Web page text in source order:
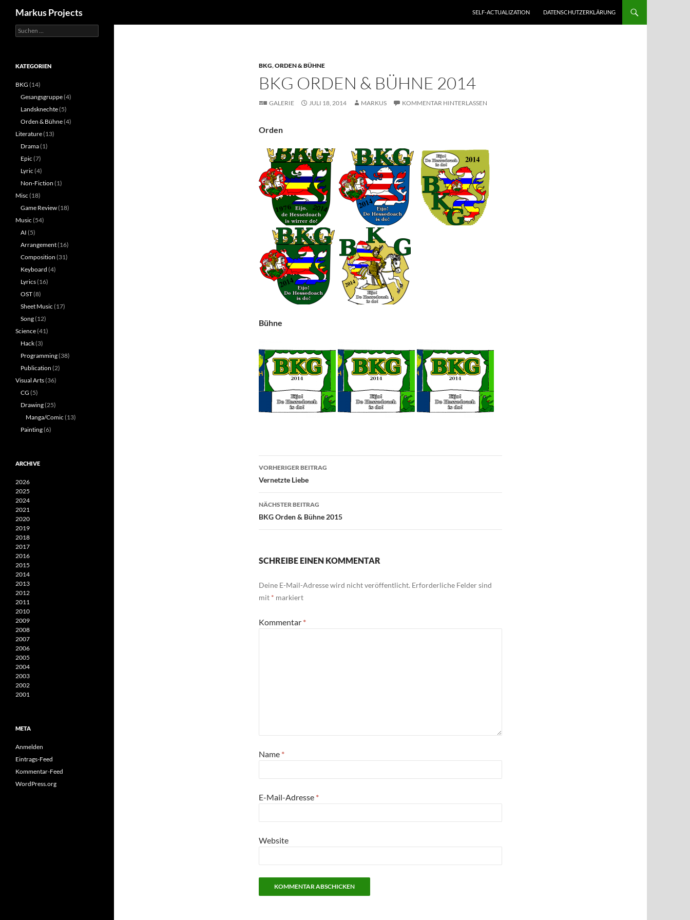
Markus Projects SELF-ACTUALIZATION DATENSCHUTZERKLÄRUNG
BKG,ORDEN & BÜHNE
BKG ORDEN & BÜHNE 2014
GALERIE JULI 18, 2014 MARKUS KOMMENTAR HINTERLASSEN
Orden
Bühne
Beitragsnavigation
VORHERIGER BEITRAG
Vernetzte Liebe
NÄCHSTER BEITRAG
BKG Orden & Bühne 2015
SCHREIBE EINEN KOMMENTAR
Deine E-Mail-Adresse wird nicht veröffentlicht. Erforderliche Felder sind
mit * markiert
Kommentar *
Name *
E-Mail-Adresse *
Website
Suchen
nach:
KATEGORIEN
BKG (14)
Gesangsgruppe(4)
Landsknechte(5)
Orden & Bühne(4)
Literature(13)
Drama(1)
Epic (7)
Lyric (4)
Non-Fiction (1)
Misc (18)
Game Review(18)
Music (54)
AI (5)
Arrangement(16)
Composition (31)
Keyboard (4)
Lyrics(16)
OST(8)
Sheet Music (17)
Song(12)
Science(41)
Hack(3)
Programming(38)
Publication (2)
Visual Arts(36)
CG (5)
Drawing(25)
Manga/Comic (13)
Painting(6)
ARCHIVE
2026
2025
2024
2021
2020
2019
2018
2017
2016
2015
2014
2013
2012
2011
2010
2009
2008
2007
2006
2005
2004
2003
2002
2001
META
Anmelden
Eintrags-Feed
Kommentar-Feed
WordPress.org